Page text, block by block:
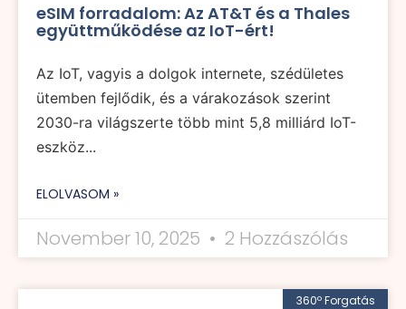
eSIM forradalom: Az AT&T és a Thales
együttműködése az IoT-ért!
Az IoT, vagyis a dolgok internete, szédületes
ütemben fejlődik, és a várakozások szerint
2030-ra világszerte több mint 5,8 milliárd IoT-
eszköz...
ELOLVASOM »
November 10, 2025 2 Hozzászólás
360º Forgatás